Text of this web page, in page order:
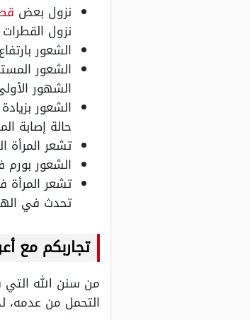
نزول بعض
نزول القطرات
الشعور
الشعور
الشهور
الشعور
حالة إصابة
تشعر
الشعور
تشعر المرأة
تحدث في
تجاربكم مع
من سنن الله
التحمل من عدمه،